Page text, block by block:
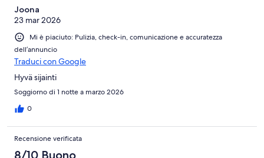
Joona
23 mar 2026
Mi è piaciuto: Pulizia, check-in, comunicazione e accuratezza
dell’annuncio
Traduci con Google
Hyvä sijainti
Soggiorno di 1 notte a marzo 2026
0
Recensione verificata
8/10 Buono